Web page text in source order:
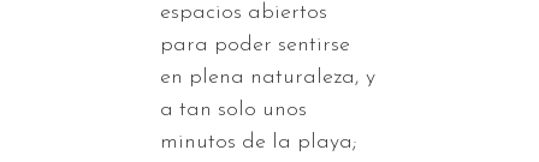
espacios abiertos
para poder sentirse
en plena naturaleza, y
a tan solo unos
minutos de la playa;